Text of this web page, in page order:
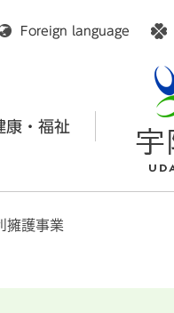
Foreign language
康・福祉
擁護事業